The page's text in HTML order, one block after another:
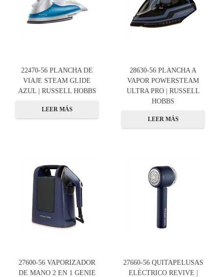
22470-56 PLANCHA DE
VIAJE STEAM GLIDE
AZUL | RUSSELL HOBBS
LEER MÁS
28630-56 PLANCHA A
VAPOR POWERSTEAM
ULTRA PRO | RUSSELL
HOBBS
LEER MÁS
27600-56 VAPORIZADOR
DE MANO 2 EN 1 GENIE
27660-56 QUITAPELUSAS
ELÉCTRICO REVIVE |